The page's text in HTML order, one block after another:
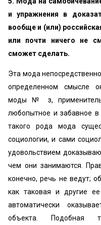
и упражнения в
вообще и (или)
или почти ничего не
сможет сделать.
Эта мода
определенном смысле
моды № з,
любопытное и забавное в
такого рода мода
социологии, и сами
удовольствием
чем они занимаются.
конечно, речь не ведут;
как таковая и другие
автоматически
объекта. Подобная